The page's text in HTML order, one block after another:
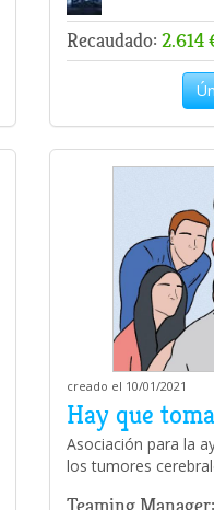
Recaudado: 2.614
creado el 10/01/2021
Hay que
Asociación para la
los tumores